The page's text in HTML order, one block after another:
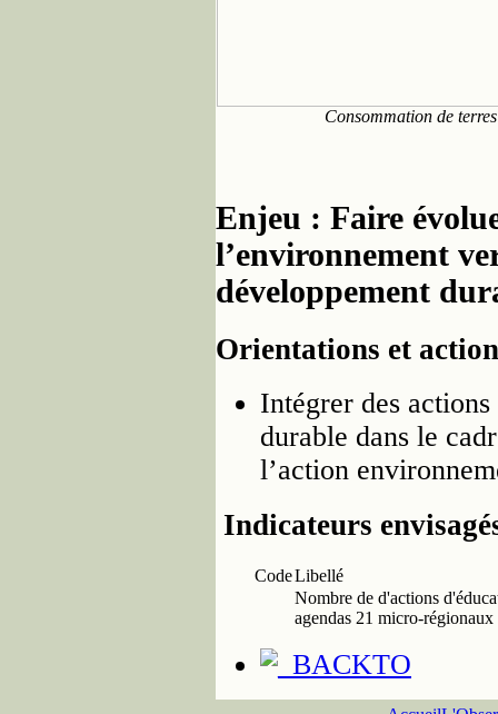
Consommation de
Enjeu : Faire
l’environnement
développement
Orientations et
Intégrer des
durable dans le
l’action
Indicateurs
CodeLibellé
Nombre de d'actions
agendas 21 micro-régionaux